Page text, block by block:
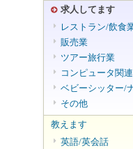
求人してます
レストラン/飲食
販売業
ツアー旅行業
コンピュータ関連
ベビーシッター/
その他
教えます
英語/英会話